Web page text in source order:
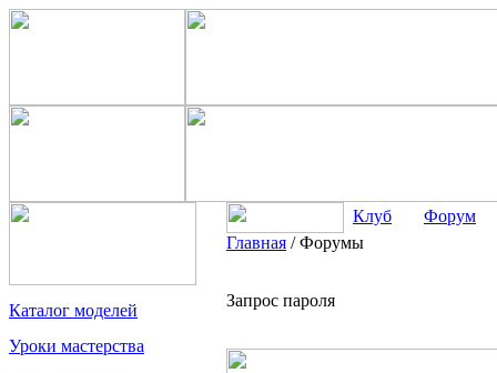
Каталог моделей
Уроки мастерства
Клуб
Форум
Главная /Форумы
Запрос пароля